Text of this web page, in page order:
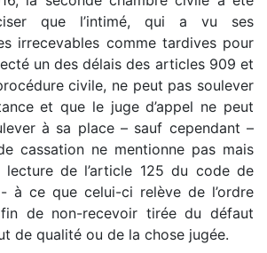
que l’intimé, qui a vu ses
irrecevables comme tardives pour
un des délais des articles 909 et
civile, ne peut pas soulever
et que le juge d’appel ne peut
à sa place – sauf cependant –
cassation ne mentionne pas mais
de l’article 125 du code de
à ce que celui-ci relève de l’ordre
de non-recevoir tirée du défaut
de qualité ou de la chose jugée.